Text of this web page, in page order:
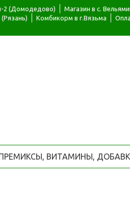
2 (Домодедово) Магазин в с.
Комбикорм в г.Вязьма
ВИТАМИНЫ,